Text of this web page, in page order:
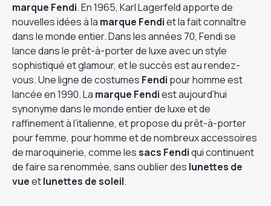
marque Fendi. En 1965, Karl Lagerfeld apporte de
nouvelles idées à la marque Fendiet la fait connaître
dans le monde entier. Dans les années 70, Fendi se
lance dans le prêt-à-porter de luxe avec un style
sophistiqué et glamour, et le succès est au rendez-
vous. Une ligne de costumes Fendi pour homme est
lancée en 1990. La marque Fendiest aujourd’hui
synonyme dans le monde entier de luxe et de
raffinement à l’italienne, et propose du prêt-à-porter
pour femme, pour homme et de nombreux accessoires
de maroquinerie, comme lessacs Fendiqui continuent
de faire sa renommée, sans oublier des lunettes de
vueetlunettes de soleil.